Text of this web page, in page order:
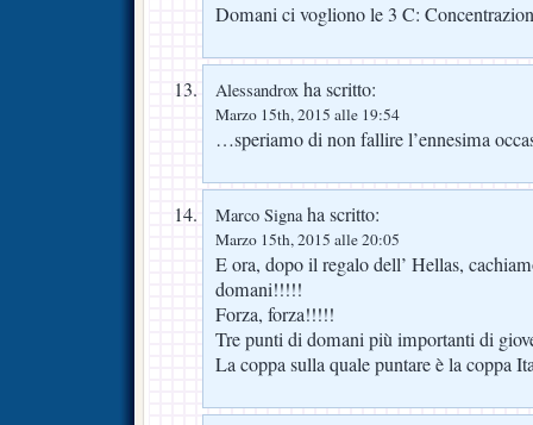
Domani ci vogliono le 3 C:
Alessandrox ha scritto:
Marzo 15th, 2015 alle 19:54
…speriamo di non fallire l’ennesima
Marco Signaha scritto:
Marzo 15th, 2015 alle 20:05
E ora, dopo il regalo dell’ Hellas,
domani!!!!!
Forza, forza!!!!!
Tre punti di domani più importanti di
La coppa sulla quale puntare è la coppa